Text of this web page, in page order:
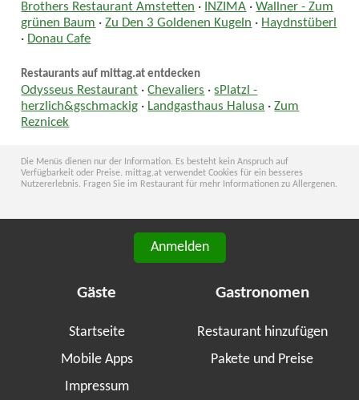
Brothers Restaurant Amstetten · INZIMA ·Wallner - Zum
grünen Baum ·Zu Den 3 Goldenen Kugeln · Haydnstüberl
· Donau Cafe
Restaurants auf mittag.at entdecken
Odysseus Restaurant ·Chevaliers ·sPlatzl -
herzlich&gschmackig · Landgasthaus Halusa ·Zum
Reznicek
Die Menüs dienen nur der Information. Es besteht kein Anspruch auf
Verfügbarkeit oder Preise. mittag.at verwendet Cookies für ein besseres
Nutzererlebnis. Fragen Sie im Restaurant für mehr Informationen zu Allergenen.
Anmelden
Gäste
Startseite
Mobile Apps
Impressum
Gastronomen
Restaurant hinzufügen
Pakete und Preise